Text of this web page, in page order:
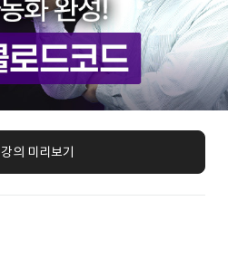
강의 미리보기